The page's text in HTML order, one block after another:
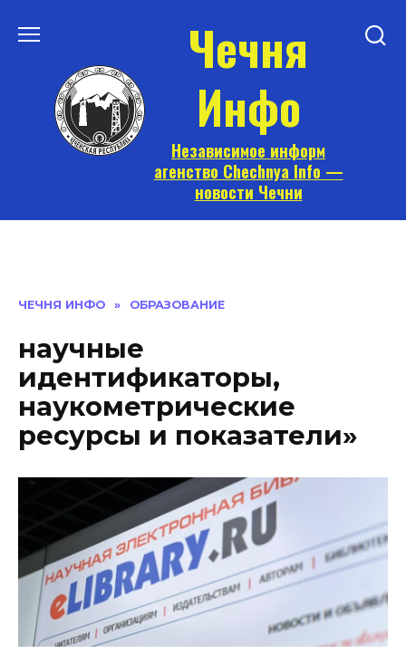
Чечня
Инфо
Независимое информ
агенство Chechnya Info —
новости Чечни
ЧЕЧНЯ ИНФО » ОБРАЗОВАНИЕ
научные
идентификаторы,
наукометрические
ресурсы и показатели»